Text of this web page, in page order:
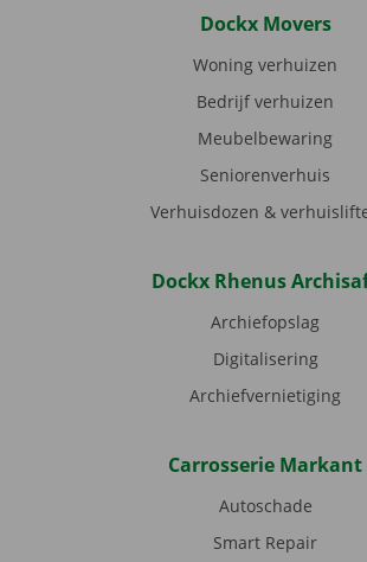
Dockx Movers
Woning verhuizen
Bedrijf verhuizen
Meubelbewaring
Seniorenverhuis
Verhuisdozen &
Dockx Rhenus
Archiefopslag
Digitalisering
Archiefvernietiging
Carrosserie Markant
Autoschade
Smart Repair